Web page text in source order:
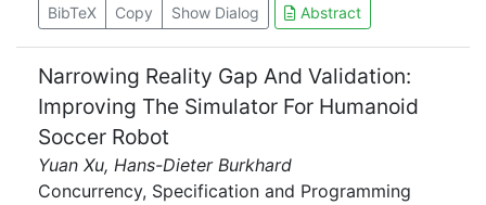
BibTeX Copy Show Dialog Abstract
Narrowing Reality Gap And Validation:
Improving The Simulator For Humanoid
Soccer Robot
Yuan Xu, Hans-Dieter Burkhard
Concurrency, Specification and Programming